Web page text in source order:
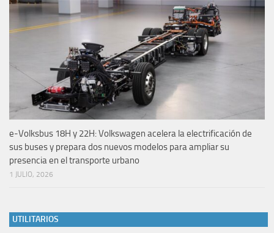
e-Volksbus 18H y 22H: Volkswagen acelera la electrificación de
sus buses y prepara dos nuevos modelos para ampliar su
presencia en el transporte urbano
1 JULIO, 2026
UTILITARIOS